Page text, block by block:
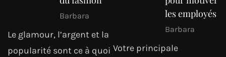
Barbara
Le glamour, l’argent et la
popularité sont ce à quoi
les employés
Barbara
Votre principale